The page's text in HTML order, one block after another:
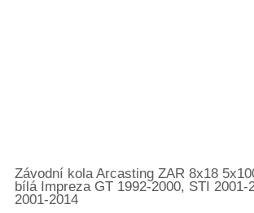
Závodní kola Arcasting ZAR 8x18
bílá Impreza GT 1992-2000, STI 2001-
2001-2014